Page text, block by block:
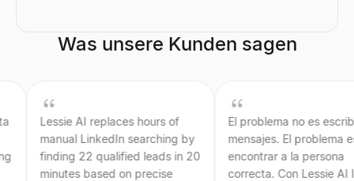
Was unsere Kunden sagen
AI replaces hours of
LinkedIn searching by
22 qualified leads in 20
based on precise
El problema no es escribir
mensajes. El problema es
encontrar a la persona
correcta. Con Lessie AI le